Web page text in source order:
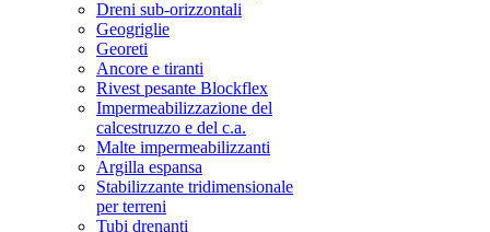
Dreni sub-orizzontali
Geogriglie
Georeti
Ancore e tiranti
Rivest pesante Blockflex
Impermeabilizzazione del
calcestruzzo e del c.a.
Malte impermeabilizzanti
Argilla espansa
Stabilizzante tridimensionale
per terreni
Tubi drenanti